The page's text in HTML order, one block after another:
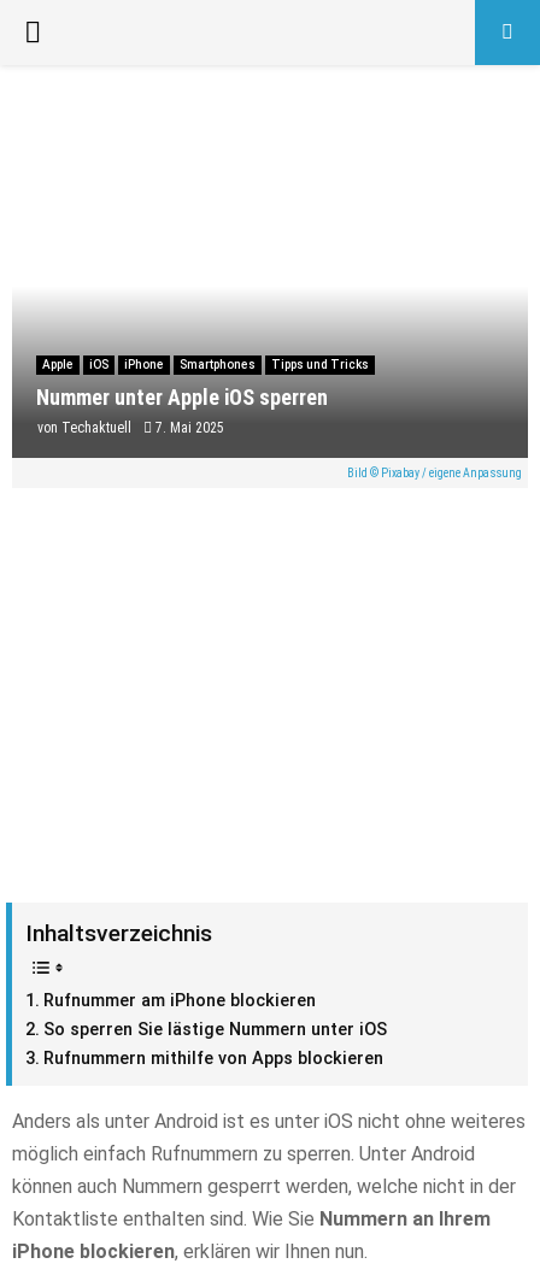
PRIMARY
Apple iOS iPhone Smartphones Tipps und Tricks
Nummer unter Apple iOS sperren
von Techaktuell 7. Mai 2025
Bild © Pixabay / eigene Anpassung
Inhaltsverzeichnis
Rufnummer am iPhone blockieren
So sperren Sie lästige Nummern unter iOS
Rufnummern mithilfe von Apps blockieren
Anders als unter Android ist es unter iOS nicht ohne weiteres
möglich einfach Rufnummern zu sperren. Unter Android
können auch Nummern gesperrt werden, welche nicht in der
Kontaktliste enthalten sind. Wie Sie Nummern an Ihrem
iPhone blockieren, erklären wir Ihnen nun.